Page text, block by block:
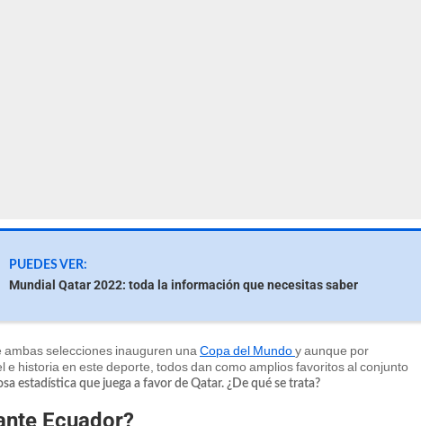
PUEDES VER:
Mundial Qatar 2022: toda la información que necesitas saber
ambas selecciones inauguren una Copa del Mundoy aunque por
e historia en este deporte, todos dan como amplios favoritos al conjunto
estadística que juega a favor de Qatar. ¿De qué se trata?
Ecuador?